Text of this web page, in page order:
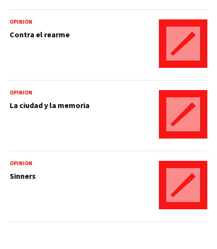
OPINIÓN
Contra el rearme
OPINIÓN
La ciudad y la memoria
OPINIÓN
Sinners